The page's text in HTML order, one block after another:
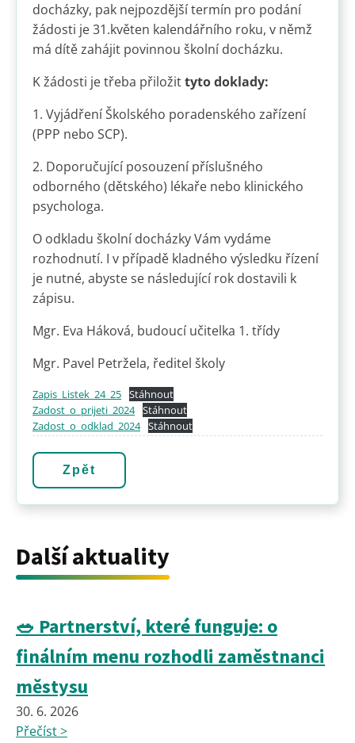
docházky, pak nejpozdější termín pro podání
žádosti je 31.květen kalendářního roku, v němž
má dítě zahájit povinnou školní docházku.
K žádosti je třeba přiložittyto doklady:
1. Vyjádření Školského poradenského zařízení
(PPP nebo SCP).
2. Doporučující posouzení příslušného
odborného (dětského) lékaře nebo klinického
psychologa.
O odkladu školní docházky Vám vydáme
rozhodnutí. I v případě kladného výsledku řízení
je nutné, abyste se následující rok dostavili k
zápisu.
Mgr. Eva Háková, budoucí učitelka 1. třídy
Mgr. Pavel Petržela, ředitel školy
Zapis_Listek_24_25 Stáhnout
Zadost_o_prijeti_2024 Stáhnout
Zadost_o_odklad_2024 Stáhnout
Zpět
Další aktuality
🥗 Partnerství, které funguje: o
finálním menu rozhodli zaměstnanci
městysu
30. 6. 2026
Přečíst >